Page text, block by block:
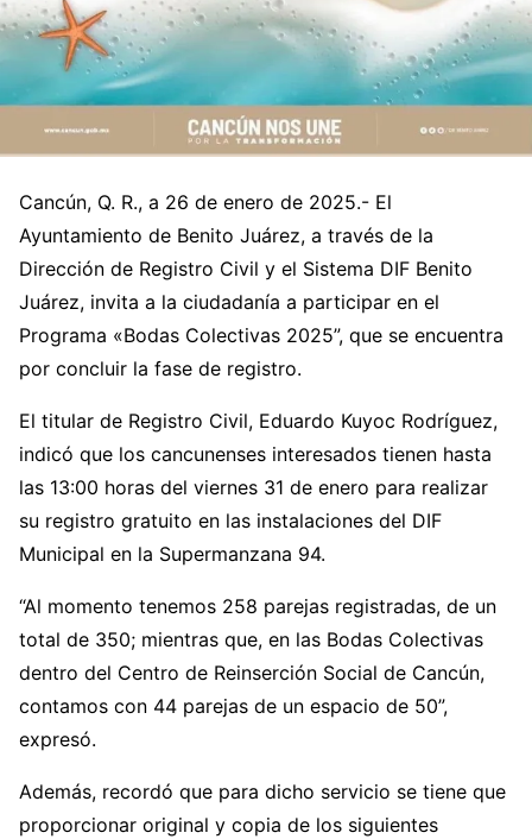
Cancún, Q. R., a 26 de enero de 2025.- El
Ayuntamiento de Benito Juárez, a través de la
Dirección de Registro Civil y el Sistema DIF Benito
Juárez, invita a la ciudadanía a participar en el
Programa «Bodas Colectivas 2025”, que se encuentra
por concluir la fase de registro.
El titular de Registro Civil, Eduardo Kuyoc Rodríguez,
indicó que los cancunenses interesados tienen hasta
las 13:00 horas del viernes 31 de enero para realizar
su registro gratuito en las instalaciones del DIF
Municipal en la Supermanzana 94.
“Al momento tenemos 258 parejas registradas, de un
total de 350; mientras que, en las Bodas Colectivas
dentro del Centro de Reinserción Social de Cancún,
contamos con 44 parejas de un espacio de 50”,
expresó.
Además, recordó que para dicho servicio se tiene que
proporcionar original y copia de los siguientes